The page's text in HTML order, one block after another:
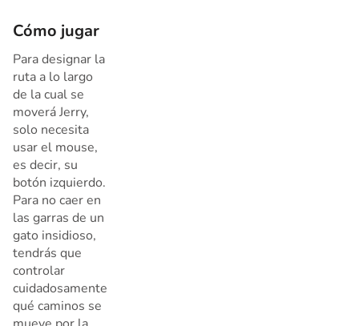
Cómo jugar
Para designar la
ruta a lo largo
de la cual se
moverá Jerry,
solo necesita
usar el mouse,
es decir, su
botón izquierdo.
Para no caer en
las garras de un
gato insidioso,
tendrás que
controlar
cuidadosamente
qué caminos se